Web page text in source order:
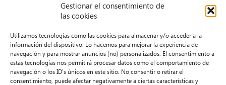
Gestionar el consentimiento de
las cookies
Utilizamos tecnologías como las cookies para almacenar y/o acceder a la
información del dispositivo. Lo hacemos para mejorar la experiencia de
navegación y para mostrar anuncios (no) personalizados. El consentimiento a
estas tecnologías nos permitirá procesar datos como el comportamiento de
navegación o los ID's únicos en este sitio. No consentir o retirar el
consentimiento, puede afectar negativamente a ciertas características y
Aviso Legal
Términos y condiciones
Política de privacidad